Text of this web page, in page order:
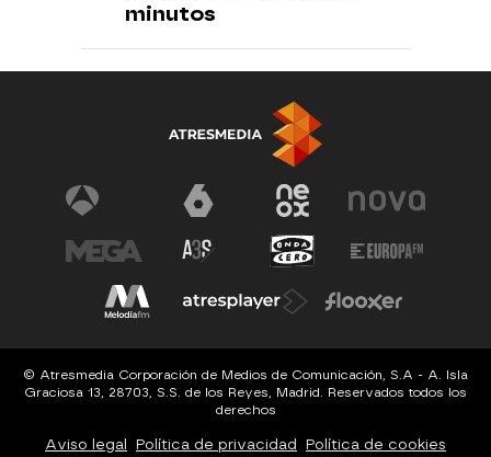
minutos
© Atresmedia Corporación de Medios de Comunicación, S.A - A. Isla
Graciosa 13, 28703, S.S. de los Reyes, Madrid. Reservados todos los
derechos
Aviso legal Política de privacidad Política de cookies